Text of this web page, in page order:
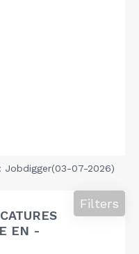
Jobdigger(03-07-2026)
EN -
Filters